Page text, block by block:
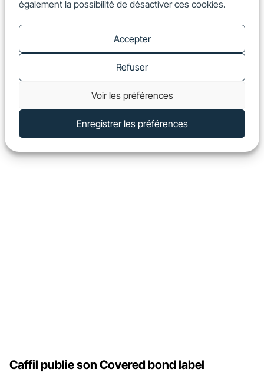
également la possibilité de désactiver ces cookies.
Accepter
Refuser
Voir les préférences
Enregistrer les préférences
Caffil publie son Covered bond label